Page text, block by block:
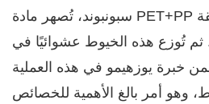
سبونبوند، تُصهر مادة PET+PP وتُبث عبر مغازل دقيقة
تُوزع هذه الخيوط عشوائيًا في
خبرة يوزهيمو في هذه العملية
وهو أمر بالغ الأهمية للخصائص